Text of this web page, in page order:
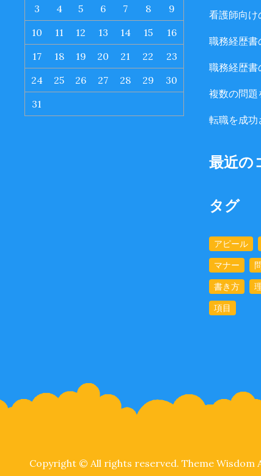
3
4 5 6 7 8
9
10
11 12 13 14 15
16
17
18 19 20 21 22
23
24
25 26 27 28 29
30
31
看護師向け
職務経歴書
職務経歴書
複数の問題
転職を成功
最近の
タグ
アピール
マナー
書き方
項目
Copyright © All rights reserved. Theme Wisdom